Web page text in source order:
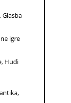
Glasba
igre
Hudi